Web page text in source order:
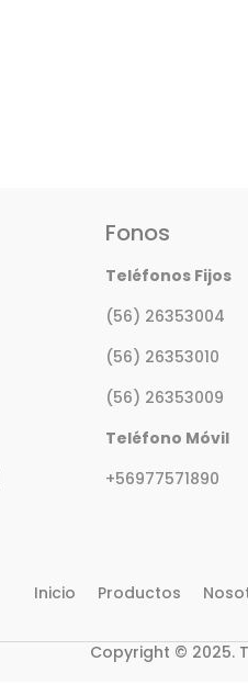
Fonos
Teléfonos Fijos
(56) 26353004
(56) 26353010
(56) 26353009
Teléfono Móvil
+56977571890
Inicio Productos
Copyright © 2025.